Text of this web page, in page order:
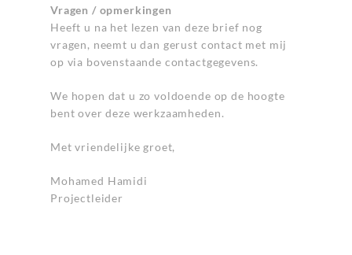
Vragen / opmerkingen
Heeft u na het lezen van deze brief nog
vragen, neemt u dan gerust contact met mij
op via bovenstaande contactgegevens.
We hopen dat u zo voldoende op de hoogte
bent over deze werkzaamheden.
Met vriendelijke groet,
Mohamed Hamidi
Projectleider